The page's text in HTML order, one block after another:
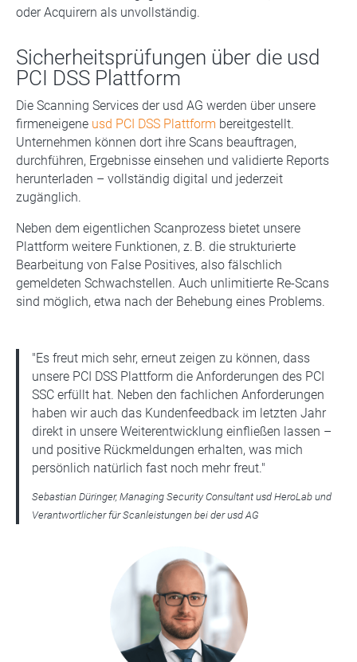
oder Acquirern als unvollständig.
Sicherheitsprüfungen über die usd
PCI DSS Plattform
Die Scanning Services der usd AG werden über unsere
firmeneigene usd PCI DSS Plattform bereitgestellt.
Unternehmen können dort ihre Scans beauftragen,
durchführen, Ergebnisse einsehen und validierte Reports
herunterladen – vollständig digital und jederzeit
zugänglich.
Neben dem eigentlichen Scanprozess bietet unsere
Plattform weitere Funktionen, z. B. die strukturierte
Bearbeitung von False Positives, also fälschlich
gemeldeten Schwachstellen. Auch unlimitierte Re-Scans
sind möglich, etwa nach der Behebung eines Problems.
"Es freut mich sehr, erneut zeigen zu können, dass
unsere PCI DSS Plattform die Anforderungen des PCI
SSC erfüllt hat. Neben den fachlichen Anforderungen
haben wir auch das Kundenfeedback im letzten Jahr
direkt in unsere Weiterentwicklung einfließen lassen –
und positive Rückmeldungen erhalten, was mich
persönlich natürlich fast noch mehr freut."
Sebastian Düringer, Managing Security Consultant usd HeroLab und
Verantwortlicher für Scanleistungen bei der usd AG